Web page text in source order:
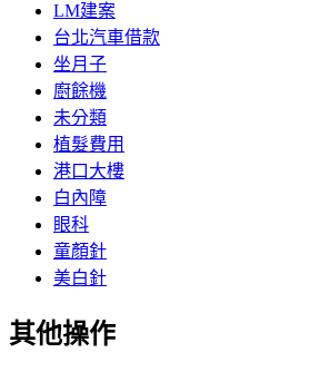
LM建案
台北汽車借款
坐月子
廚餘機
未分類
植髮費用
港口大樓
白內障
眼科
童顏針
美白針
其他操作